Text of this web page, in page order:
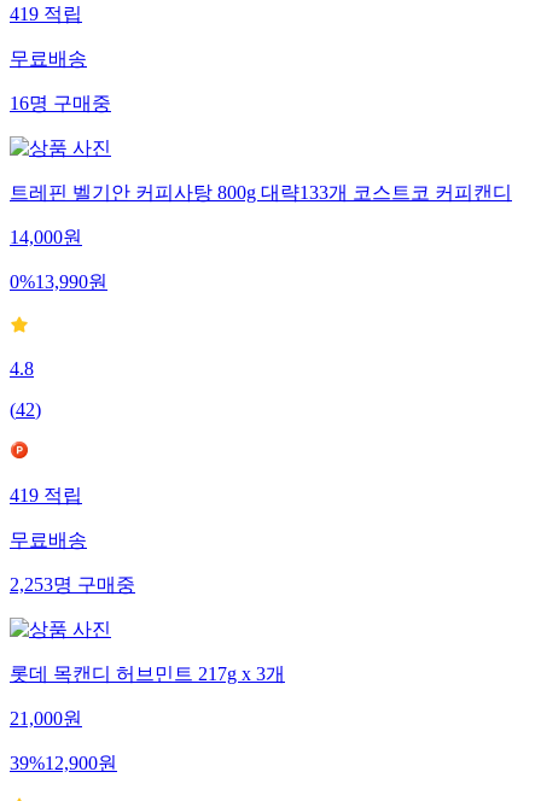
419적립
무료배송
16명구매중
트레핀 벨기안 커피사탕 800g 대략133개 코스트코 커피캔디
14,000원
0%13,990원
4.8
(42)
419적립
무료배송
2,253명구매중
롯데 목캔디 허브민트 217g x 3개
21,000원
39%12,900원